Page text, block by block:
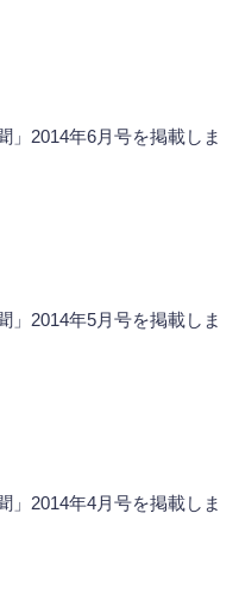
」2014年6月号を掲載しま
」2014年5月号を掲載しま
」2014年4月号を掲載しま